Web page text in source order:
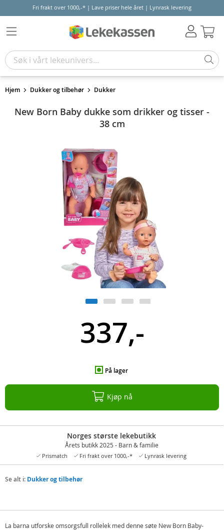
Fri frakt over 1000,-* | Lave priser hele året | Lynrask levering
Hjem Dukker og tilbehør Dukker
New Born Baby dukke som drikker og tisser -
38 cm
337,-
På lager
Kjøp nå
Norges største lekebutikk
Årets butikk 2025 - Barn & familie
Prismatch Fri frakt over 1000,-* Lynrask levering
Se alt i: Dukker og tilbehør
La barna utforske omsorgsfull rollelek med denne søte New Born Baby-